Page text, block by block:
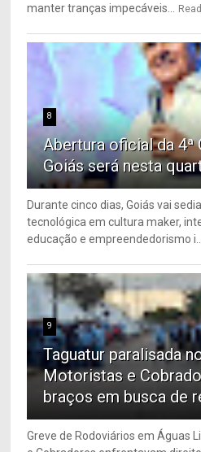
manter tranças impecáveis...
8
Abertura oficial da 4ª
Goiás será nesta
Durante cinco dias, Goiás vai
tecnológica em cultura maker,
educação e empreendedorismo i...
9
Taguatur paralisada
Motoristas e
braços em busca de
Greve de Rodoviários em Águas